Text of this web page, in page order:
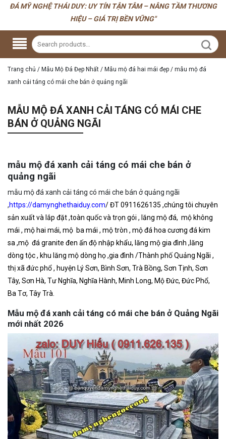
ĐÁ MỸ NGHỆ THÁI DUY: UY TÍN TẬN TÂM – NÂNG TẦM THƯƠNG
HIỆU – GIÁ TRỊ BỀN VỮNG"
Trang chủ / Mẫu Mộ Đá Đẹp Nhất / Mẫu mộ đá hai mái đẹp / mẫu mộ đá
xanh cải táng có mái che bán ở quảng ngãi
MẪU MỘ ĐÁ XANH CẢI TÁNG CÓ MÁI CHE
BÁN Ở QUẢNG NGÃI
mẫu mộ đá xanh cải táng có mái che bán ở
quảng ngãi
mẫu mộ đá xanh cải táng có mái che bán ở quảng ngãi
,https://damynghethaiduy.com/ĐT 0911626135 ,chúng tôi chuyên
sản xuất và lắp đặt ,toàn quốc và trọn gói , lăng mộ đá, mộ không
mái , mộ hai mái, mộ ba mái , mộ tròn , mộ đá hoa cương đá kim
sa ,mộ đá granite đen ấn độ nhập khẩu, lăng mộ gia đình ,lăng
dòng tộc , khu lăng mộ dòng họ ,gia đình /Thành phố Quảng Ngãi ,
thị xã đức phổ , huyện Lý Sơn, Bình Sơn, Trà Bồng, Sơn Tịnh, Sơn
Tây, Sơn Hà, Tư Nghĩa, Nghĩa Hành, Minh Long, Mộ Đức, Đức Phổ,
Ba Tơ, Tây Trà.
Mẫu mộ đá xanh cải táng có mái che bán ở Quảng Ngãi
mới nhất 2026